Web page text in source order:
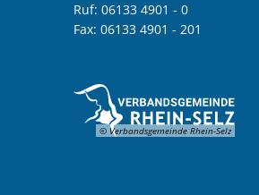
Ruf: 06133 4901 - 0
Fax: 06133 4901 - 201
© Verbandsgemeinde Rhein-Selz